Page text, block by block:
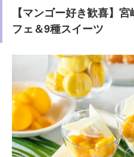
【マンゴー好き歓喜】
フェ＆9種スイーツ